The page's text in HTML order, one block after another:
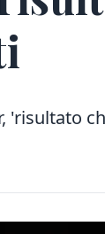
'risultato